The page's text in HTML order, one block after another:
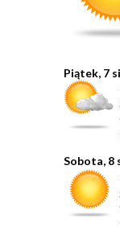
Piątek, 7
Sobota, 8